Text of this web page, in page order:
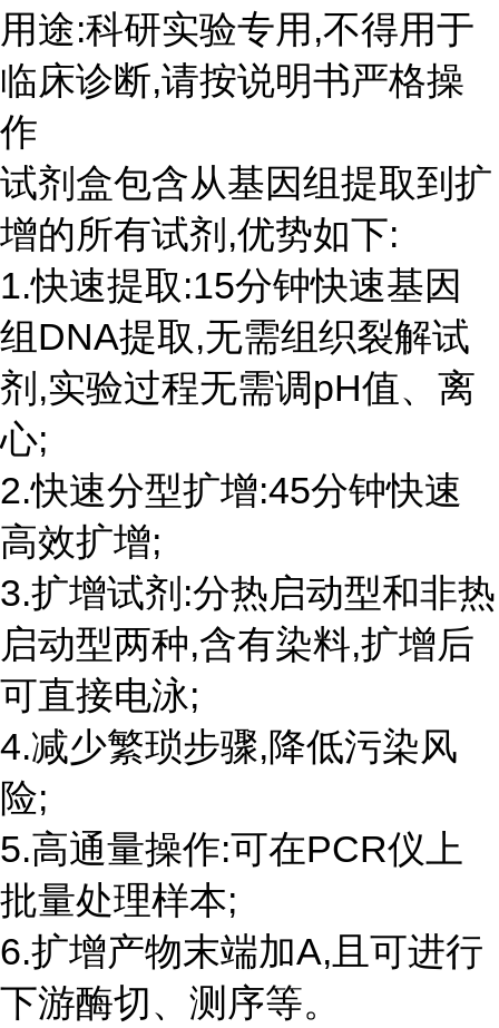
用途:科研实验专用,不得用于
临床诊断,请按说明书严格操
作
试剂盒包含从基因组提取到扩
增的所有试剂,优势如下:
1.快速提取:15分钟快速基因
组DNA提取,无需组织裂解试
剂,实验过程无需调pH值、离
心;
2.快速分型扩增:45分钟快速
高效扩增;
3.扩增试剂:分热启动型和非热
启动型两种,含有染料,扩增后
可直接电泳;
4.减少繁琐步骤,降低污染风
险;
5.高通量操作:可在PCR仪上
批量处理样本;
6.扩增产物末端加A,且可进行
下游酶切、测序等。